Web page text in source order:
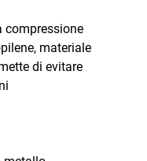
compressione
materiale
di evitare